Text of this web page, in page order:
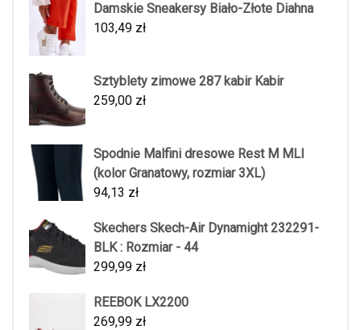
Damskie Sneakersy Biało-Złote Diahna
103,49 zł
Sztyblety zimowe 287 kabir Kabir
259,00 zł
Spodnie Malfini dresowe Rest M MLI
(kolor Granatowy, rozmiar 3XL)
94,13 zł
Skechers Skech-Air Dynamight 232291-
BLK : Rozmiar - 44
299,99 zł
REEBOK LX2200
269,99 zł